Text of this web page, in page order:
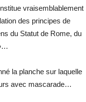
vraisemblablement
des principes de
du Statut de Rome, du
la planche sur laquelle
avec mascarade…